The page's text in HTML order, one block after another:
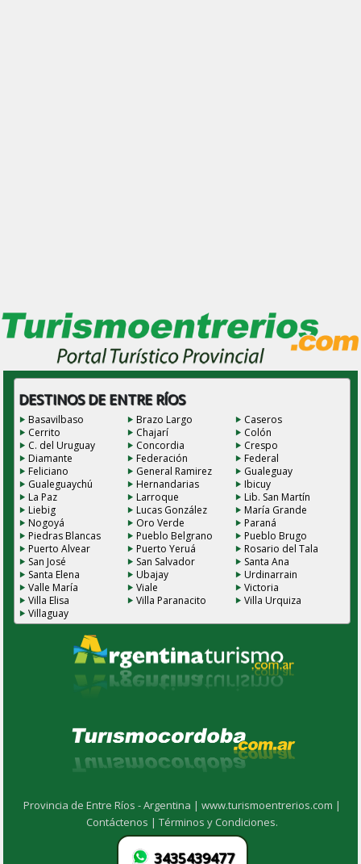
DESTINOS DE ENTRE RÍOS
Basavilbaso Brazo Largo
Caseros
Cerrito
Chajarí
Colón
C. del Uruguay
Concordia
Crespo
Diamante
Federación
Federal
Feliciano
General Ramirez
Gualeguay
Gualeguaychú
Hernandarias
Ibicuy
La Paz
Larroque
Lib. San Martín
Liebig
Lucas González
María Grande
Nogoyá
Oro Verde
Paraná
Piedras Blancas
Pueblo Belgrano
Pueblo Brugo
Puerto Alvear
Puerto Yeruá
Rosario del Tala
San José
San Salvador
Santa Ana
Santa Elena
Ubajay
Urdinarrain
Valle María
Viale
Victoria
Villa Elisa
Villa Paranacito
Villa Urquiza
Villaguay
Provincia de Entre Ríos - Argentina |www.turismoentrerios.com |
Contáctenos |Términos y Condiciones.
3435439477